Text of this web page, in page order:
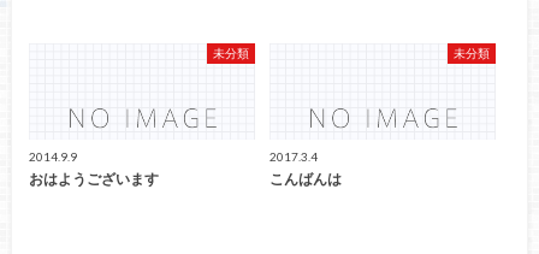
未分類
2014.9.9
おはようございます
未分類
2017.3.4
こんばんは